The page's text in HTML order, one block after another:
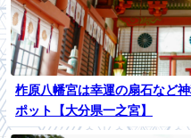
柞原八幡宮は幸運の扇石など
ポット【大分県一之宮】